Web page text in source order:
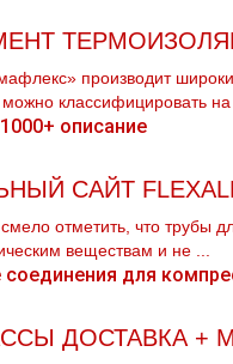
производит
классифицировать на
САЙТ
отметить, что тpубы
веществам и не ...
ДОСТАВКА +